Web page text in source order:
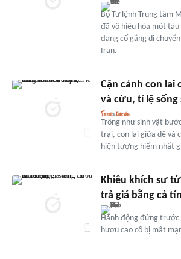
Bộ Tư lệnh Trung tâm
đã vô hiệu hóa một
đang cố gắng di
Iran.
Cận cảnh con lai
và cừu, tỉ lệ sống
Trông như sinh vật
trại, con lai giữa dê và
hiện tượng hiếm nhất
Khiêu khích sư
trả giá bằng cả
Hành động đứng trước
hươu cao cổ bị mất